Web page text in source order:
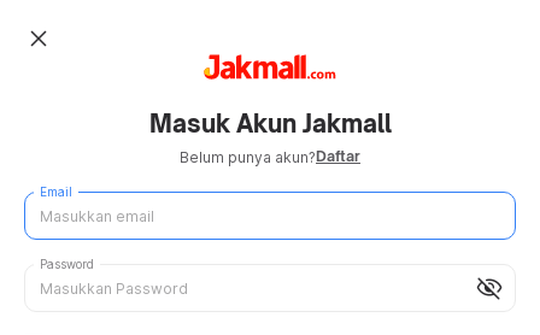
close
Masuk Akun Jakmall
Belum punya akun?Daftar
Email
visibility_off
Password